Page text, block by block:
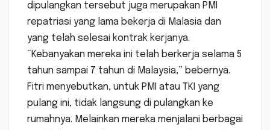
dipulangkan tersebut juga merupakan PMI
repatriasi yang lama bekerja di Malasia dan
yang telah selesai kontrak kerjanya.
“Kebanyakan mereka ini telah berkerja selama 5
tahun sampai 7 tahun di Malaysia,” bebernya.
Fitri menyebutkan, untuk PMI atau TKI yang
pulang ini, tidak langsung di pulangkan ke
rumahnya. Melainkan mereka menjalani berbagai